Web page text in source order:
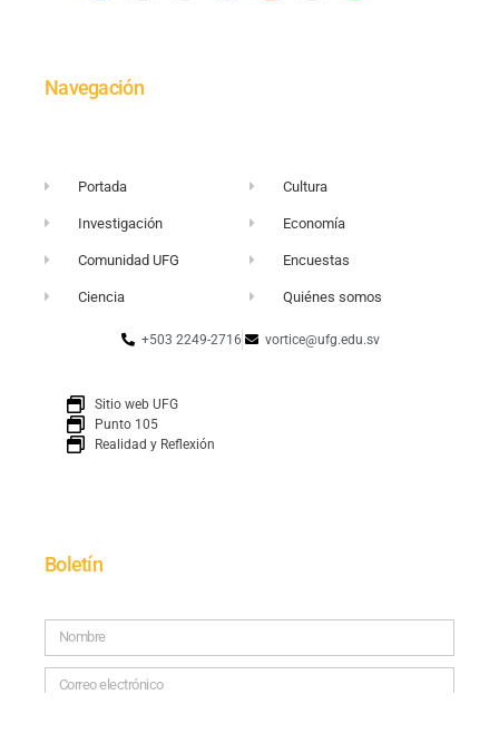
Navegación
Portada
Investigación
Comunidad UFG
Ciencia
Cultura
Economía
Encuestas
Quiénes somos
+503 2249-2716 vortice@ufg.edu.sv
Sitio web UFG
Punto 105
Realidad y Reflexión
Boletín